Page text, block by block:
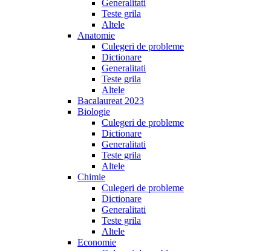
Generalitati
Teste grila
Altele
Anatomie
Culegeri de probleme
Dictionare
Generalitati
Teste grila
Altele
Bacalaureat 2023
Biologie
Culegeri de probleme
Dictionare
Generalitati
Teste grila
Altele
Chimie
Culegeri de probleme
Dictionare
Generalitati
Teste grila
Altele
Economie